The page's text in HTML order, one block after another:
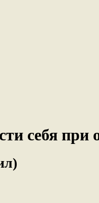
себя при